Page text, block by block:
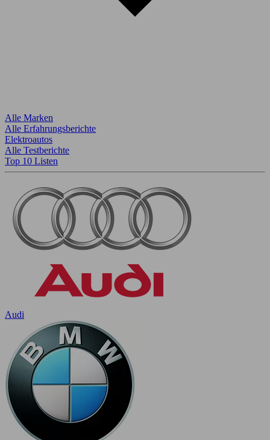
Alle Marken
Alle Erfahrungsberichte
Elektroautos
Alle Testberichte
Top 10 Listen
Audi